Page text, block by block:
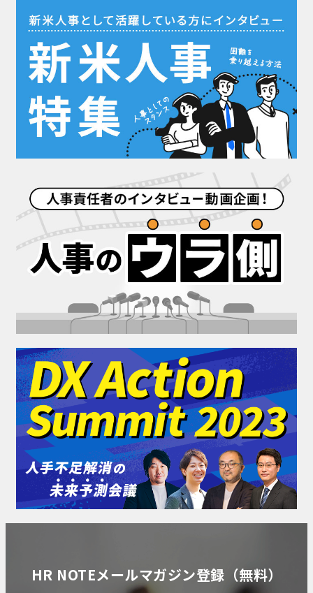
HR NOTEメールマガジン登録（無料）